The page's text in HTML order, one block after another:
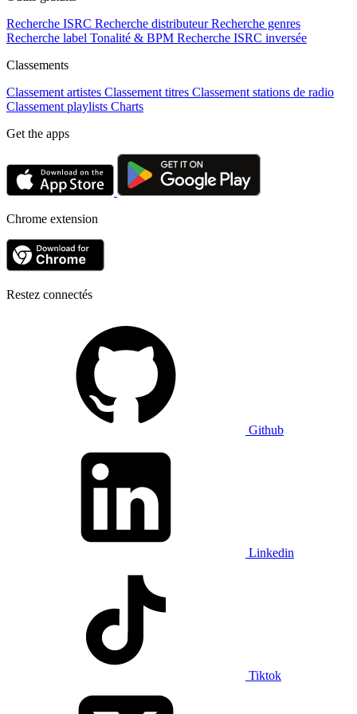
Recherche ISRC Recherche distributeur Recherche genres
Recherche label Tonalité & BPM Recherche ISRC inversée
Classements
Classement artistes Classement titres Classement stations de radio
Classement playlists Charts
Get the apps
Chrome extension
Restez connectés
Github
Linkedin
Tiktok